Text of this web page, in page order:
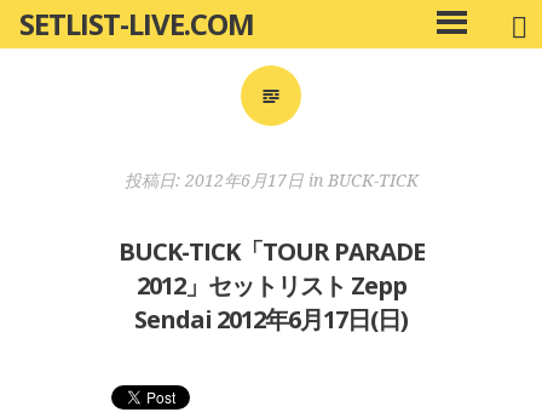
ン
SETLIST-LIVE.COM
メ
イ
投稿日: 2012年6月17日in BUCK-TICK
BUCK-TICK「TOUR PARADE
2012」セットリスト Zepp
Sendai 2012年6月17日(日)